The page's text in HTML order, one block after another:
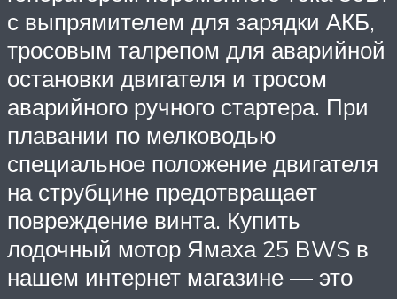
с выпрямителем для зарядки АКБ,
тросовым талрепом для аварийной
остановки двигателя и тросом
аварийного ручного стартера. При
плавании по мелководью
специальное положение двигателя
на струбцине предотвращает
повреждение винта. Купить
лодочный мотор Ямаха 25 BWS в
нашем интернет магазине — это